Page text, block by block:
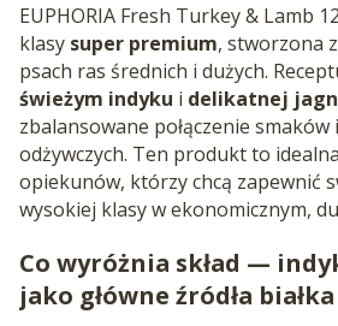
EUPHORIA Fresh Turkey & Lamb
klasy super premium, stworzona
psach ras średnich i dużych.
świeżym indyku i delikatnej
zbalansowane połączenie smaków
odżywczych. Ten produkt to
opiekunów, którzy chcą zapewnić
wysokiej klasy w ekonomicznym,
Co wyróżnia skład —
jako główne źródła białka